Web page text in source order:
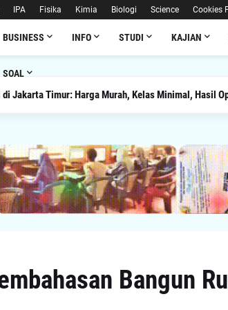
IPA Fisika Kimia Biologi Science Cookies
BUSINESS INFO STUDI KAJIAN
SOAL
Jakarta Timur: Harga Murah, Kelas Minimal, Hasil
Bangun